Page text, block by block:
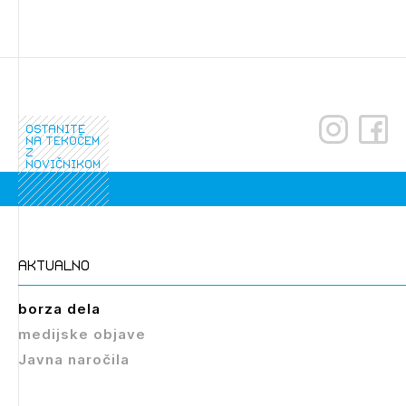
ostanite
na tekočem
z
novičnikom
aktualno
borza dela
medijske objave
Javna naročila